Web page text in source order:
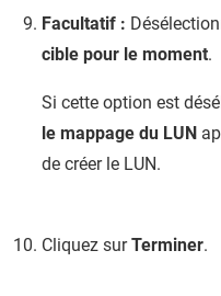
Facultatif :
cible pour le moment.
Si cette option est
le mappage du LUN
de créer le LUN.
Cliquez surTerminer.